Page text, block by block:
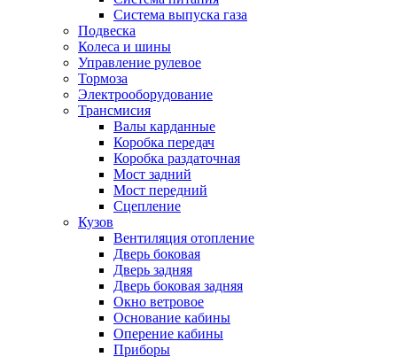
Система выпуска газа
Подвеска
Колеса и шины
Управление рулевое
Тормоза
Электрооборудование
Трансмисия
Валы карданные
Коробка передач
Коробка раздаточная
Мост задний
Мост передний
Сцепление
Кузов
Вентиляция отопление
Дверь боковая
Дверь задняя
Дверь боковая задняя
Окно ветровое
Основание кабины
Оперение кабины
Приборы